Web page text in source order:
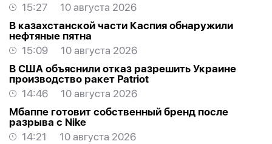
15:27
10 августа 2026
В казахстанской части Каспия обнаружили
нефтяные пятна
15:09
10 августа 2026
В США объяснили отказ разрешить Украине
производство ракет Patriot
14:46
10 августа 2026
Мбаппе готовит собственный бренд после
разрыва с Nike
14:21
10 августа 2026